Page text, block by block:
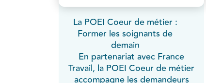
La POEI Coeur de métier :
Former les soignants de
demain
En partenariat avec France
Travail, la POEI Coeur de métier
accompagne les demandeurs